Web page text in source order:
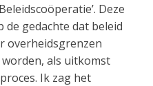
Deze
de gedachte dat beleid
overheidsgrenzen
als uitkomst
Ik zag het